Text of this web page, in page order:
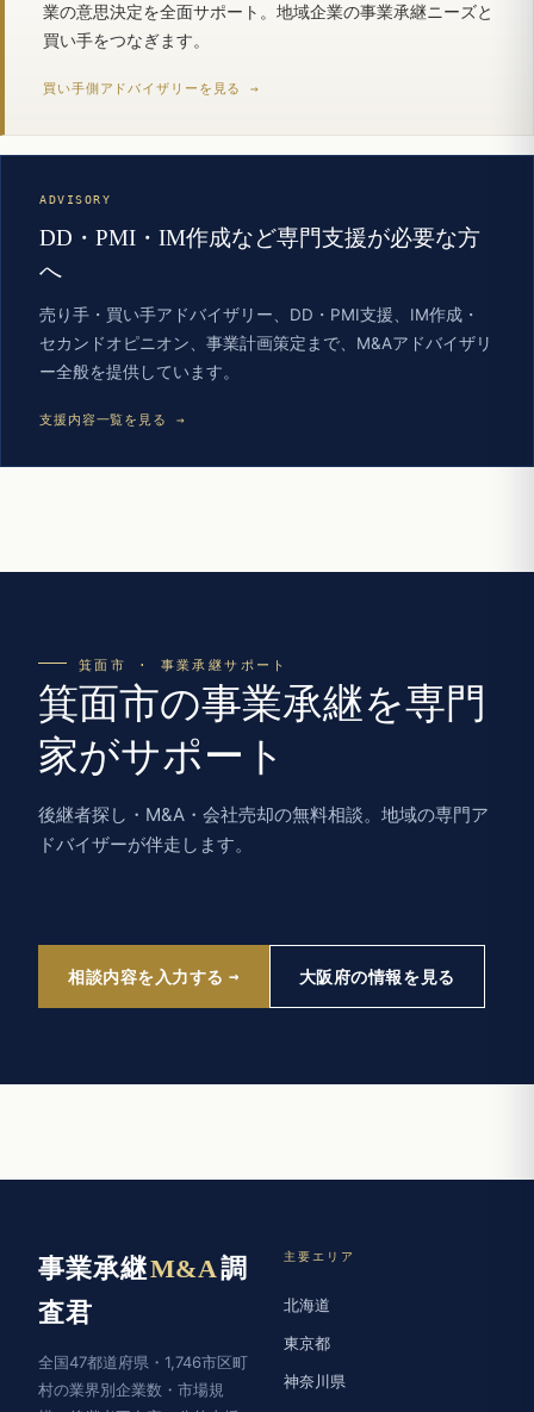
業の意思決定を全面サポート。地域企業の事業承継ニーズと
買い手をつなぎます。
買い手側アドバイザリーを見る →
ADVISORY
DD・PMI・IM作成など専門支援が必要な方
へ
売り手・買い手アドバイザリー、DD・PMI支援、IM作成・
セカンドオピニオン、事業計画策定まで、M&Aアドバイザリ
ー全般を提供しています。
支援内容一覧を見る →
箕面市 · 事業承継サポート
箕面市の事業承継を専門
家がサポート
後継者探し・M&A・会社売却の無料相談。地域の専門ア
ドバイザーが伴走します。
相談内容を入力する 大阪府の情報を見る
事業承継M&A調
査君
全国47都道府県・1,746市区町
村の業界別企業数・市場規
主要エリア
北海道
東京都
神奈川県